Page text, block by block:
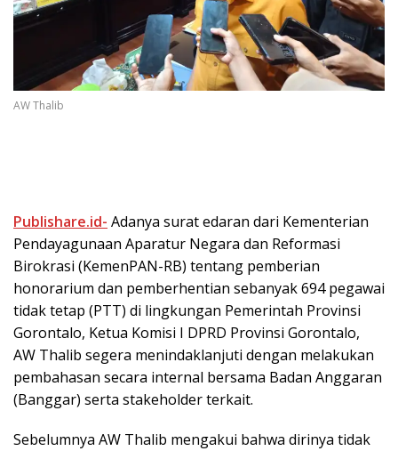
AW Thalib
Publishare.id- Adanya surat edaran dari Kementerian
Pendayagunaan Aparatur Negara dan Reformasi
Birokrasi (KemenPAN-RB) tentang pemberian
honorarium dan pemberhentian sebanyak 694 pegawai
tidak tetap (PTT) di lingkungan Pemerintah Provinsi
Gorontalo, Ketua Komisi I DPRD Provinsi Gorontalo,
AW Thalib segera menindaklanjuti dengan melakukan
pembahasan secara internal bersama Badan Anggaran
(Banggar) serta stakeholder terkait.
Sebelumnya AW Thalib mengakui bahwa dirinya tidak